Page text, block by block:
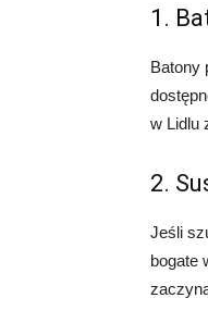
1.
Batony
w Lidlu
2.
Jeśli
bogate